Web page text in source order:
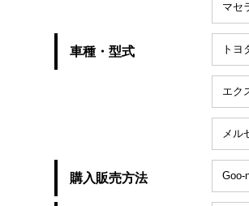
マセ
車種・型式 トヨ
エク
メル
購入販売方法 Goo-